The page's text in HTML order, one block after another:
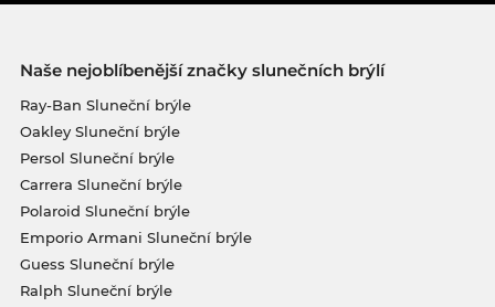
Naše nejoblíbenější značky slunečních brýlí
Ray-Ban Sluneční brýle
Oakley Sluneční brýle
Persol Sluneční brýle
Carrera Sluneční brýle
Polaroid Sluneční brýle
Emporio Armani Sluneční brýle
Guess Sluneční brýle
Ralph Sluneční brýle